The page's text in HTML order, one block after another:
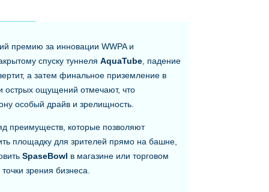
премию за инновации WWPA и
спуску туннеля AquaTube, падение
а затем финальное приземление в
острых ощущений отмечают, что
особый драйв и зрелищность.
преимуществ, которые позволяют
площадку для зрителей прямо на башне,
SpaseBowl в магазине или торговом
зрения бизнеса.